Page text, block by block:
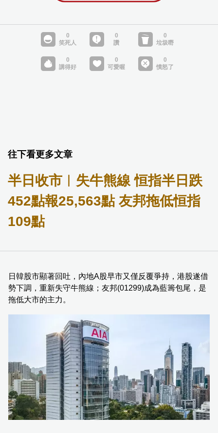
往下看更多文章
半日收市︱失牛熊線 恒指半日跌
452點報25,563點 友邦拖低恒指
109點
日韓股市顯著回吐，內地A股早市又僅反覆爭持，港股遂借
勢下調，重新失守牛熊線；友邦(01299)成為藍籌包尾，是
拖低大市的主力。